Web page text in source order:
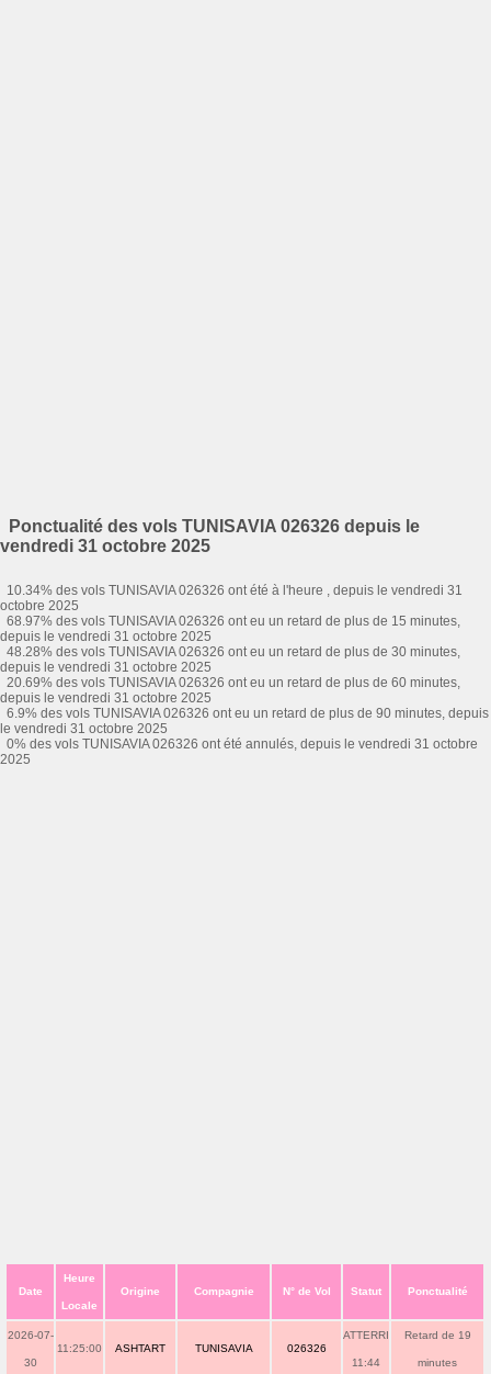
Ponctualité des vols TUNISAVIA 026326 depuis le
vendredi 31 octobre 2025
10.34% des vols TUNISAVIA 026326 ont été à l'heure , depuis le vendredi 31
octobre 2025
68.97% des vols TUNISAVIA 026326 ont eu un retard de plus de 15 minutes,
depuis le vendredi 31 octobre 2025
48.28% des vols TUNISAVIA 026326 ont eu un retard de plus de 30 minutes,
depuis le vendredi 31 octobre 2025
20.69% des vols TUNISAVIA 026326 ont eu un retard de plus de 60 minutes,
depuis le vendredi 31 octobre 2025
6.9% des vols TUNISAVIA 026326 ont eu un retard de plus de 90 minutes, depuis
le vendredi 31 octobre 2025
0% des vols TUNISAVIA 026326 ont été annulés, depuis le vendredi 31 octobre
2025
Date
Heure
Locale
Origine Compagnie N° de Vol Statut Ponctualité
2026-07-
30
11:25:00 ASHTART TUNISAVIA 026326
ATTERRI
11:44
Retard de 19
minutes